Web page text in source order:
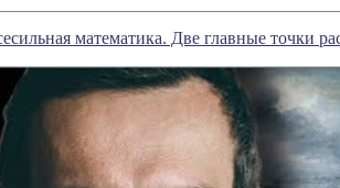
математика. Две главные точки